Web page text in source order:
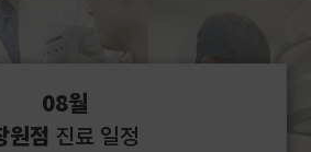
08월
원점 진료 일정